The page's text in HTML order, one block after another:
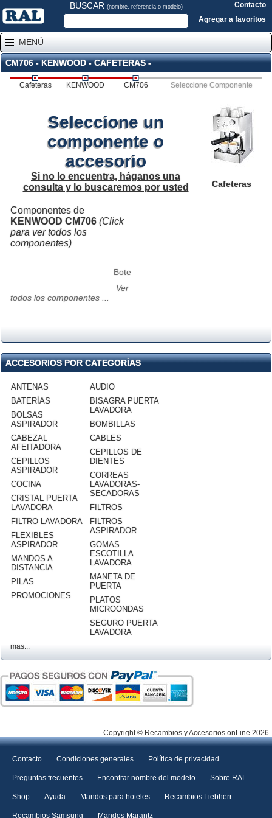
BUSCAR (nombre, referencia o modelo)
Contacto
Agregar a favoritos
MENÚ
CM706 - KENWOOD - CAFETERAS -
Cafeteras KENWOOD CM706 Seleccione Componente
Cafeteras
Seleccione un
componente o
accesorio
Si no lo encuentra, háganos una
consulta y lo buscaremos por usted
Componentes de
KENWOOD CM706 (Click
para ver todos los
componentes)
Bote
Ver
todos los componentes ...
ACCESORIOS POR CATEGORÍAS
ANTENAS
BATERÍAS
BOLSAS
ASPIRADOR
CABEZAL
AFEITADORA
CEPILLOS
ASPIRADOR
COCINA
CRISTAL PUERTA
LAVADORA
FILTRO LAVADORA
FLEXIBLES
ASPIRADOR
MANDOS A
DISTANCIA
PILAS
PROMOCIONES
AUDIO
BISAGRA PUERTA
LAVADORA
BOMBILLAS
CABLES
CEPILLOS DE
DIENTES
CORREAS
LAVADORAS-
SECADORAS
FILTROS
FILTROS
ASPIRADOR
GOMAS
ESCOTILLA
LAVADORA
MANETA DE
PUERTA
PLATOS
MICROONDAS
SEGURO PUERTA
LAVADORA
mas...
Copyright © Recambios y Accesorios onLine 2026
Contacto Condiciones generales Política de privacidad
Preguntas frecuentes Encontrar nombre del modelo Sobre RAL
Shop Ayuda Mandos para hoteles Recambios Liebherr
Recambios Samsung Mandos Marantz